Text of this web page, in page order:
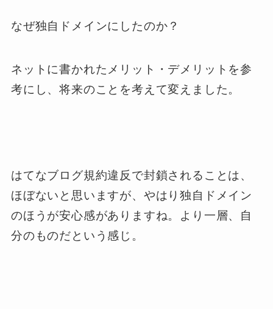
なぜ独自ドメインにしたのか？
ネットに書かれたメリット・デメリットを参
考にし、将来のことを考えて変えました。
はてなブログ規約違反で封鎖されることは、
ほぼないと思いますが、やはり独自ドメイン
のほうが安心感がありますね。より一層、自
分のものだという感じ。